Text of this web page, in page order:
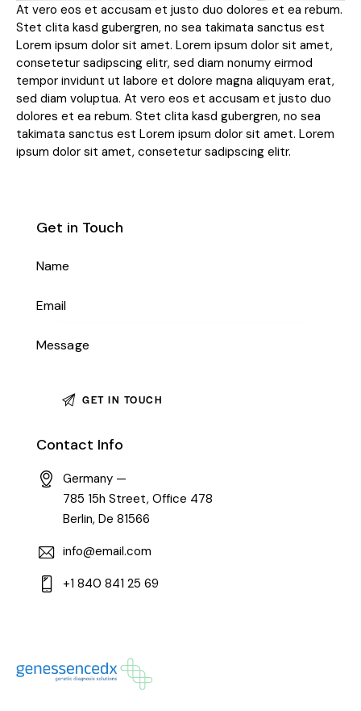
At vero eos et accusam et justo duo dolores et ea rebum.
Stet clita kasd gubergren, no sea takimata sanctus est
Lorem ipsum dolor sit amet. Lorem ipsum dolor sit amet,
consetetur sadipscing elitr, sed diam nonumy eirmod
tempor invidunt ut labore et dolore magna aliquyam erat,
sed diam voluptua. At vero eos et accusam et justo duo
dolores et ea rebum. Stet clita kasd gubergren, no sea
takimata sanctus est Lorem ipsum dolor sit amet. Lorem
ipsum dolor sit amet, consetetur sadipscing elitr.
Get in Touch
Contact Info
Germany —
785 15h Street, Office 478
Berlin, De 81566
info@email.com
+1 840 841 25 69